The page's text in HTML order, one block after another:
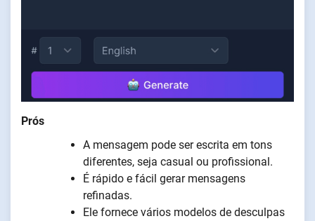
Prós
A mensagem pode ser escrita em tons
diferentes, seja casual ou profissional.
É rápido e fácil gerar mensagens
refinadas.
Ele fornece vários modelos de desculpas